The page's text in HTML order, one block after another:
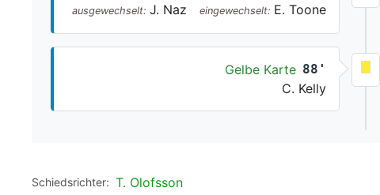
ausgewechselt: J. Naz eingewechselt: E. Toone
Gelbe Karte 88'
C. Kelly
Schiedsrichter: T. Olofsson